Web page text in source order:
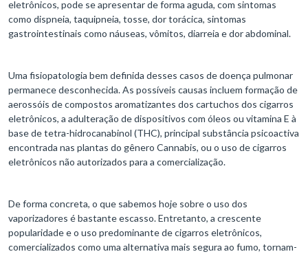
eletrônicos, pode se apresentar de forma aguda, com sintomas
como dispneia, taquipneia, tosse, dor torácica, sintomas
gastrointestinais como náuseas, vômitos, diarreia e dor abdominal.
Uma fisiopatologia bem definida desses casos de doença pulmonar
permanece desconhecida. As possíveis causas incluem formação de
aerossóis de compostos aromatizantes dos cartuchos dos cigarros
eletrônicos, a adulteração de dispositivos com óleos ou vitamina E à
base de tetra-hidrocanabinol (THC), principal substância psicoactiva
encontrada nas plantas do gênero Cannabis, ou o uso de cigarros
eletrônicos não autorizados para a comercialização.
De forma concreta, o que sabemos hoje sobre o uso dos
vaporizadores é bastante escasso. Entretanto, a crescente
popularidade e o uso predominante de cigarros eletrônicos,
comercializados como uma alternativa mais segura ao fumo, tornam-